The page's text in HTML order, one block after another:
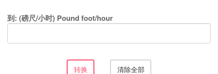
到: (磅尺/小时) Pound foot/hour